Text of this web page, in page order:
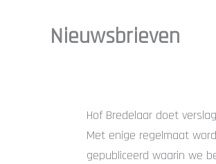
Nieuwsbrieven
Hof Bredelaar doet verslag
Met enige regelmaat
gepubliceerd waarin we